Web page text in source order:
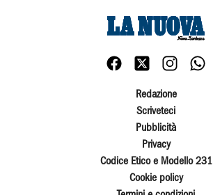
Redazione
Scriveteci
Pubblicità
Privacy
Codice Etico e Modello 231
Cookie policy